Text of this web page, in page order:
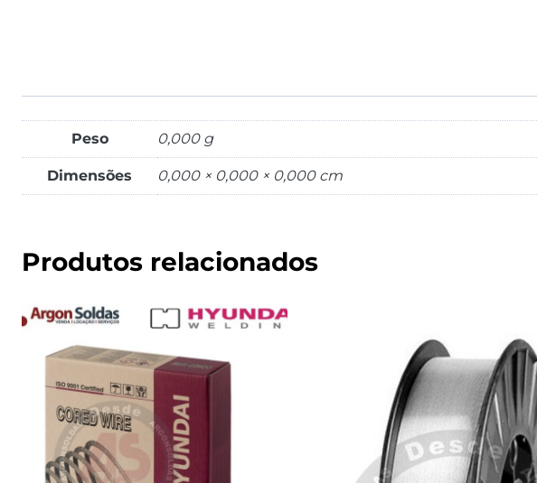
Peso 0,000 g
Dimensões 0,000 × 0,000 × 0,000 cm
Produtos relacionados